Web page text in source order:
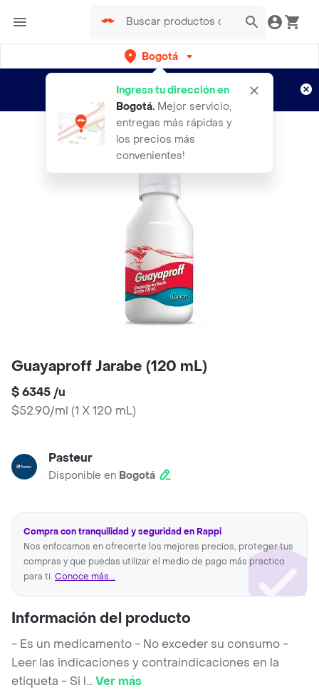
Bogotá
Ingresa tu dirección en
Bogotá. Mejor servicio,
entregas más rápidas y
los precios más
convenientes!
envíos gratis por semanas
Aplican TyC
Guayaproff Jarabe (120 mL)
$ 6345 /u
$52.90/ml (1 X 120 mL)
Pasteur
Disponible en Bogotá
Compra con tranquilidad y seguridad en Rappi
Nos enfocamos en ofrecerte los mejores precios, proteger tus
compras y que puedas utilizar el medio de pago más practico
para ti. Conoce más...
Información del producto
- Es un medicamento - No exceder su consumo -
Leer las indicaciones y contraindicaciones en la
etiqueta - Si l...Ver más